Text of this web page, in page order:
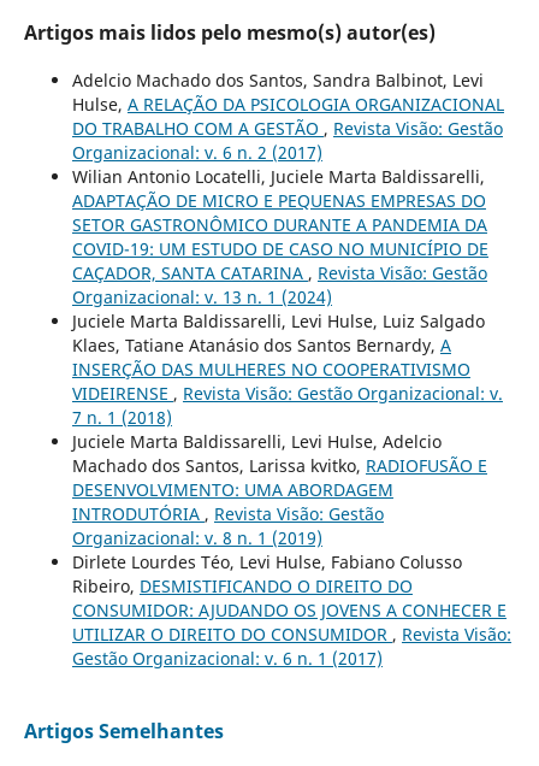
Artigos mais lidos pelo mesmo(s) autor(es)
Adelcio Machado dos Santos, Sandra Balbinot, Levi
Hulse, A RELAÇÃO DA PSICOLOGIA ORGANIZACIONAL
DO TRABALHO COM A GESTÃO , Revista Visão: Gestão
Organizacional: v. 6 n. 2 (2017)
Wilian Antonio Locatelli, Juciele Marta Baldissarelli,
ADAPTAÇÃO DE MICRO E PEQUENAS EMPRESAS DO
SETOR GASTRONÔMICO DURANTE A PANDEMIA DA
COVID-19: UM ESTUDO DE CASO NO MUNICÍPIO DE
CAÇADOR, SANTA CATARINA , Revista Visão: Gestão
Organizacional: v. 13 n. 1 (2024)
Juciele Marta Baldissarelli, Levi Hulse, Luiz Salgado
Klaes, Tatiane Atanásio dos Santos Bernardy, A
INSERÇÃO DAS MULHERES NO COOPERATIVISMO
VIDEIRENSE , Revista Visão: Gestão Organizacional: v.
7 n. 1 (2018)
Juciele Marta Baldissarelli, Levi Hulse, Adelcio
Machado dos Santos, Larissa kvitko, RADIOFUSÃO E
DESENVOLVIMENTO: UMA ABORDAGEM
INTRODUTÓRIA , Revista Visão: Gestão
Organizacional: v. 8 n. 1 (2019)
Dirlete Lourdes Téo, Levi Hulse, Fabiano Colusso
Ribeiro, DESMISTIFICANDO O DIREITO DO
CONSUMIDOR: AJUDANDO OS JOVENS A CONHECER E
UTILIZAR O DIREITO DO CONSUMIDOR , Revista Visão:
Gestão Organizacional: v. 6 n. 1 (2017)
Artigos Semelhantes